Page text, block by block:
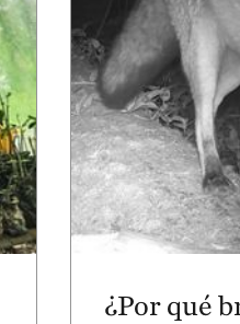
¿Por qué